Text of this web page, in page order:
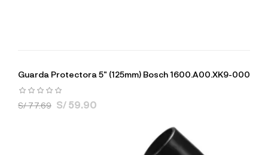
Guarda Protectora 5" (125mm) Bosch 1600.A00.XK9-000
S/ 77.69 S/ 59.90